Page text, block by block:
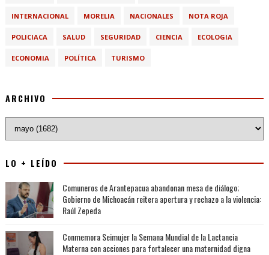
INTERNACIONAL MORELIA NACIONALES NOTA ROJA
POLICIACA SALUD SEGURIDAD CIENCIA ECOLOGIA
ECONOMIA POLÍTICA TURISMO
ARCHIVO
LO + LEÍDO
Comuneros de Arantepacua abandonan mesa de diálogo;
Gobierno de Michoacán reitera apertura y rechazo a la violencia:
Raúl Zepeda
Conmemora Seimujer la Semana Mundial de la Lactancia
Materna con acciones para fortalecer una maternidad digna